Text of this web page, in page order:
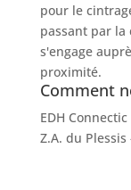
pour le
passant par
s'engage
proximité.
Comment
EDH
Z.A. du